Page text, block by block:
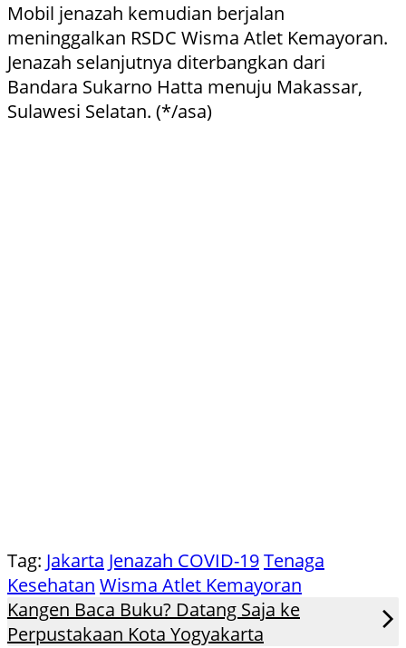
Mobil jenazah kemudian berjalan
meninggalkan RSDC Wisma Atlet Kemayoran.
Jenazah selanjutnya diterbangkan dari
Bandara Sukarno Hatta menuju Makassar,
Sulawesi Selatan. (*/asa)
Tag: Jakarta Jenazah COVID-19Tenaga
Kesehatan Wisma Atlet Kemayoran
Kangen Baca Buku? Datang Saja ke
Perpustakaan Kota Yogyakarta